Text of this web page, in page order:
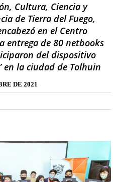
Cultura, Ciencia y
de Tierra del Fuego,
en el Centro
entrega de 80 netbooks
del dispositivo
en la ciudad de Tolhuin
DE 2021